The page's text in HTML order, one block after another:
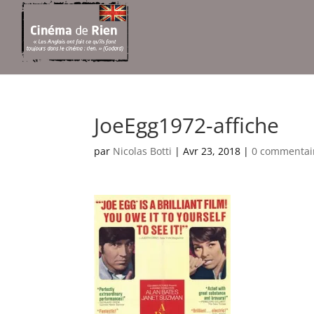
JoeEgg1972-affiche
par Nicolas Botti |Avr 23, 2018 |0